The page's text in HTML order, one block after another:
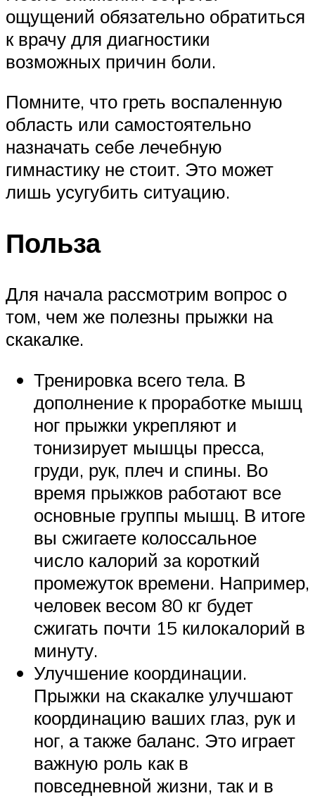
ощущений обязательно обратиться
к врачу для диагностики
возможных причин боли.
Помните, что греть воспаленную
область или самостоятельно
назначать себе лечебную
гимнастику не стоит. Это может
лишь усугубить ситуацию.
Польза
Для начала рассмотрим вопрос о
том, чем же полезны прыжки на
скакалке.
Тренировка всего тела. В
дополнение к проработке мышц
ног прыжки укрепляют и
тонизирует мышцы пресса,
груди, рук, плеч и спины. Во
время прыжков работают все
основные группы мышц. В итоге
вы сжигаете колоссальное
число калорий за короткий
промежуток времени. Например,
человек весом 80 кг будет
сжигать почти 15 килокалорий в
минуту.
Улучшение координации.
Прыжки на скакалке улучшают
координацию ваших глаз, рук и
ног, а также баланс. Это играет
важную роль как в
повседневной жизни, так и в